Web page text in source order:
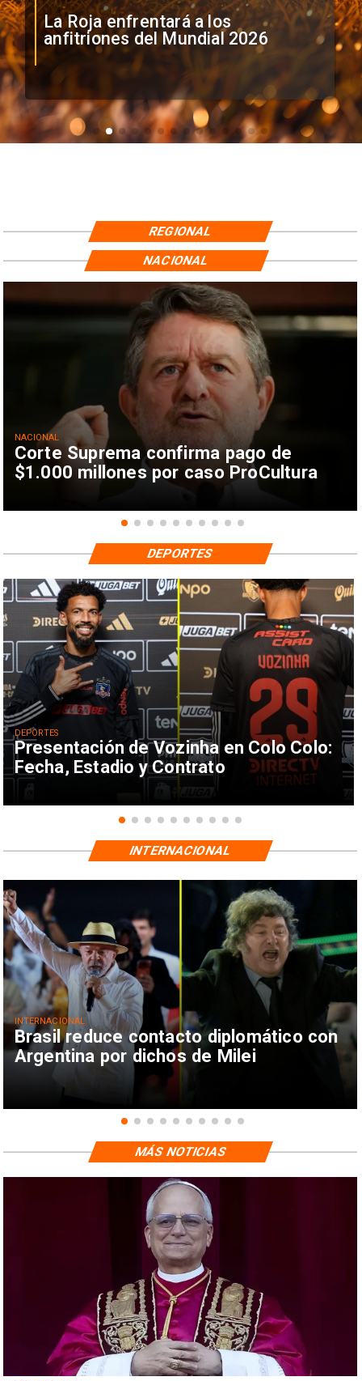
La Roja enfrentará a los
anfitriones del Mundial 2026
REGIONAL
Corte Suprema confirma pago de
$1.000 millones por caso ProCultura
NACIONAL
NACIONAL
Presentación de Vozinha en Colo Colo:
Fecha, Estadio y Contrato
DEPORTES
DEPORTES
Brasil reduce contacto diplomático con
Argentina por dichos de Milei
INTERNACIONAL
INTERNACIONAL
MÁS NOTICIAS